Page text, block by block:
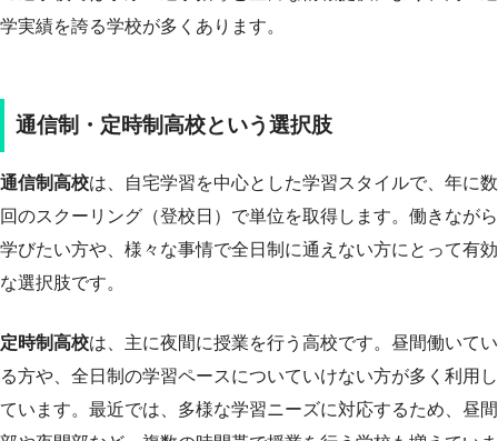
学実績を誇る学校が多くあります。
通信制・定時制高校という選択肢
通信制高校は、自宅学習を中心とした学習スタイルで、年に数
回のスクーリング（登校日）で単位を取得します。働きながら
学びたい方や、様々な事情で全日制に通えない方にとって有効
な選択肢です。
定時制高校は、主に夜間に授業を行う高校です。昼間働いてい
る方や、全日制の学習ペースについていけない方が多く利用し
ています。最近では、多様な学習ニーズに対応するため、昼間